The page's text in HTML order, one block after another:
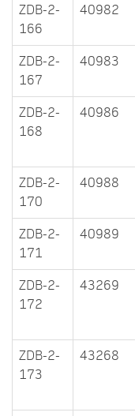
ZDB-2-
166
40982
ZDB-2-
167
40983
ZDB-2-
168
40986
ZDB-2-
170
40988
ZDB-2-
171
40989
ZDB-2-
172
43269
ZDB-2-
173
43268